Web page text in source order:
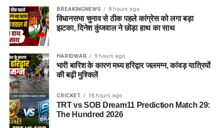
BREAKINGNEWS 8 hours ago
विधानसभा चुनाव से ठीक पहले कांग्रेस को लगा बड़ा
झटका, दिनेश कुंजवाल ने छोड़ा हाथ का साथ
HARIDWAR 9 hours ago
भारी बारिश के कारण मध्य हरिद्वार जलमग्न, कांवड़ यात्रियों
की बढ़ी मुश्किलें
CRICKET 18 hours ago
TRT vs SOB Dream11 Prediction Match 29:
The Hundred 2026